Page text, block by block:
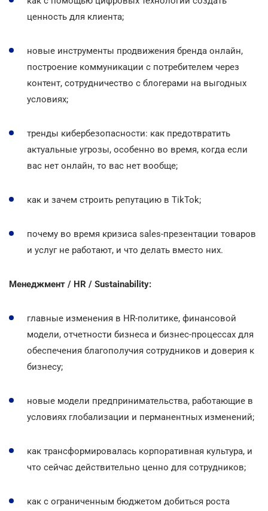
ценность для клиента;
новые инструменты продвижения бренда онлайн,
построение коммуникации с потребителем через
контент, сотрудничество с блогерами на выгодных
условиях;
тренды кибербезопасности: как предотвратить
актуальные угрозы, особенно во время, когда если
вас нет онлайн, то вас нет вообще;
как и зачем строить репутацию в TikTok;
почему во время кризиса sales-презентации товаров
и услуг не работают, и что делать вместо них.
Менеджмент / HR / Sustainability:
главные изменения в HR-политике, финансовой
модели, отчетности бизнеса и бизнес-процессах для
обеспечения благополучия сотрудников и доверия к
бизнесу;
новые модели предпринимательства, работающие в
условиях глобализации и перманентных изменений;
как трансформировалась корпоративная культура, и
что сейчас действительно ценно для сотрудников;
как с ограниченным бюджетом добиться роста